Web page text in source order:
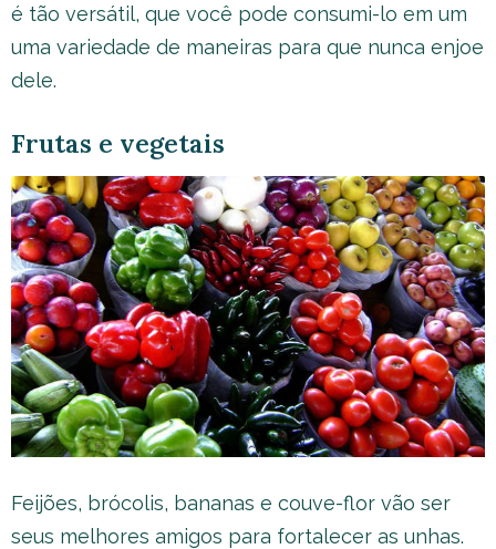
é tão versátil, que você pode consumi-lo em um
uma variedade de maneiras para que nunca enjoe
dele.
Frutas e vegetais
Feijões, brócolis, bananas e couve-flor vão ser
seus melhores amigos para fortalecer as unhas.